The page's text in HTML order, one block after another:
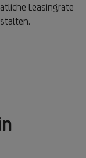
Leasingrate